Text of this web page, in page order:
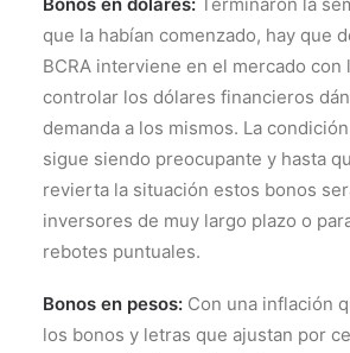
que la habían comenzado, hay que
BCRA interviene en el mercado con
controlar los dólares financieros
demanda a los mismos. La
sigue siendo preocupante y hasta
revierta la situación estos bonos
inversores de muy largo plazo o
rebotes puntuales.
Bonos en pesos: Con una inflación
los bonos y letras que ajustan por